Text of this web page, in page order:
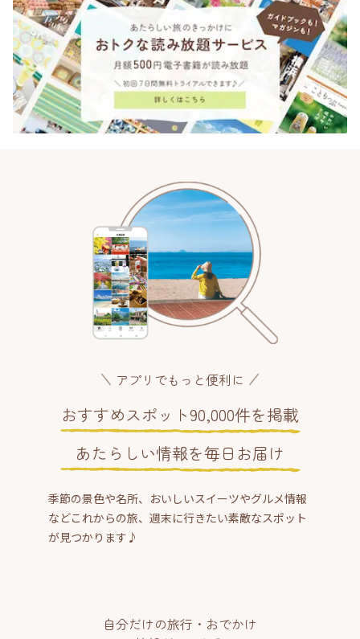
アプリでもっと便利に
おすすめスポット90,000件を掲載
あたらしい情報を毎日お届け
季節の景色や名所、おいしいスイーツやグルメ情報
などこれからの旅、週末に行きたい素敵なスポット
が見つかります♪
自分だけの旅行・おでかけ